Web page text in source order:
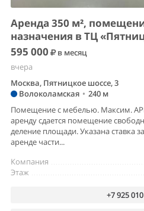
Аренда 350 м²,
назначения в ТЦ
595 000
в месяц
вчера
Москва, Пятницкое шоссе, 3
Волоколамская • 240 м
Помещение с мебелью. Максим.
аренду сдается помещение
деление площади. Указана ставка
аренде части...
Компания
Этаж
+7 925 010